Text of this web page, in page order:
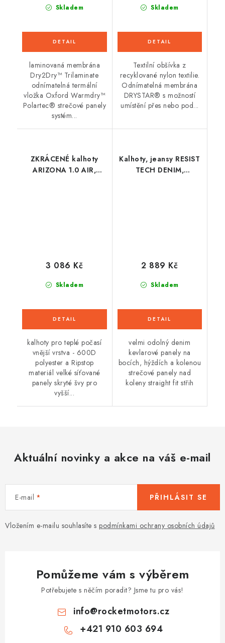
Skladem
laminovaná membrána
Dry2Dry™ Trilaminate
odnímatelná termální
vložka Oxford Warmdry™
Polartec® strečové panely
systém...
Skladem
Textilní obšívka z
recyklované nylon textilie.
Odnímatelná membrána
DRYSTAR® s možností
umístění přes nebo pod...
ZKRÁCENÉ kalhoty
ARIZONA 1.0 AIR,
Skladem
3 086 Kč
kalhoty pro teplé počasí
vnější vrstva - 600D
polyester a Ripstop
materiál velké síťované
panely skryté švy pro
vyšší...
Kalhoty, jeansy RESIST
TECH DENIM,
Skladem
2 889 Kč
velmi odolný denim
kevlarové panely na
bocích, hýždích a kolenou
strečové panely nad
koleny straight fit střih
Aktuální novinky a akce na váš e-mail
E-mail
Vložením e-mailu souhlasíte s podmínkami ochrany osobních údajů
PŘIHLÁSIT SE
Pomůžeme vám s výběrem
Potřebujete s něčím poradit? Jsme tu pro vás!
info@rocketmotors.cz
+421 910 603 694